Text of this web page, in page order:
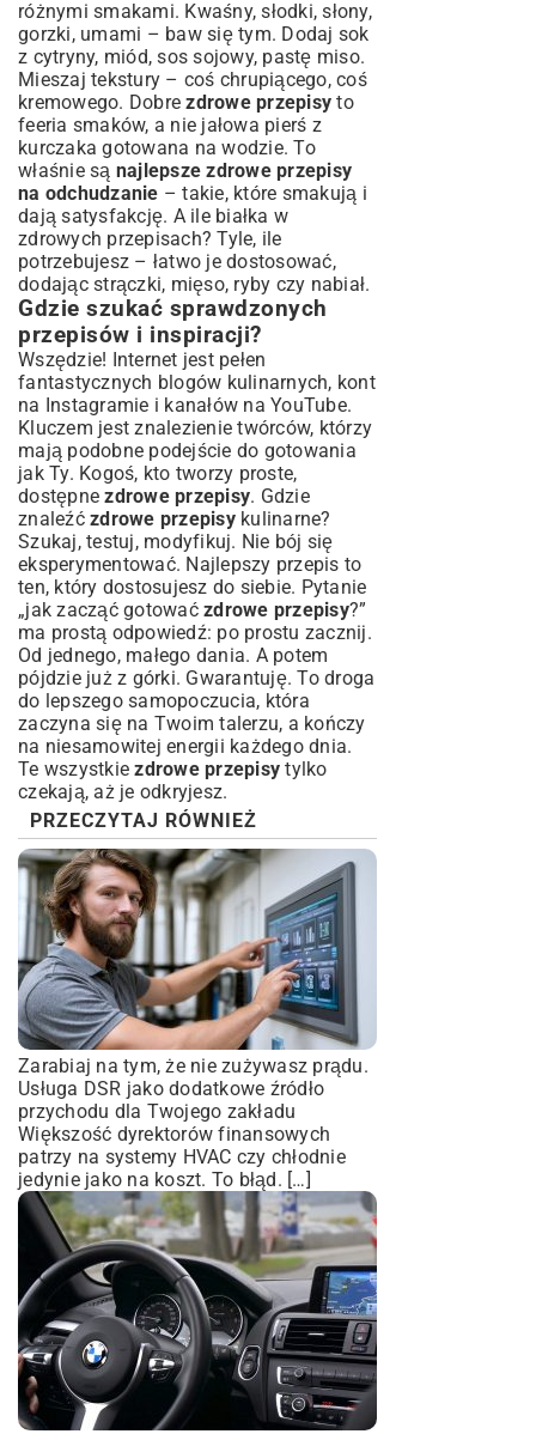
różnymi smakami. Kwaśny, słodki, słony,
gorzki, umami – baw się tym. Dodaj sok
z cytryny, miód, sos sojowy, pastę miso.
Mieszaj tekstury – coś chrupiącego, coś
kremowego. Dobrezdrowe przepisy to
feeria smaków, a nie jałowa pierś z
kurczaka gotowana na wodzie. To
właśnie są najlepsze zdrowe przepisy
na odchudzanie – takie, które smakują i
dają satysfakcję. A ile białka w
zdrowych przepisach? Tyle, ile
potrzebujesz – łatwo je dostosować,
dodając strączki, mięso, ryby czy nabiał.
Gdzie szukać sprawdzonych
przepisów i inspiracji?
Wszędzie! Internet jest pełen
fantastycznych blogów kulinarnych, kont
na Instagramie i kanałów na YouTube.
Kluczem jest znalezienie twórców, którzy
mają podobne podejście do gotowania
jak Ty. Kogoś, kto tworzy proste,
dostępnezdrowe przepisy. Gdzie
znaleźć zdrowe przepisykulinarne?
Szukaj, testuj, modyfikuj. Nie bój się
eksperymentować. Najlepszy przepis to
ten, który dostosujesz do siebie. Pytanie
„jak zacząć gotować zdrowe przepisy?”
ma prostą odpowiedź: po prostu zacznij.
Od jednego, małego dania. A potem
pójdzie już z górki. Gwarantuję. To droga
do lepszego samopoczucia, która
zaczyna się na Twoim talerzu, a kończy
na niesamowitej energii każdego dnia.
Te wszystkiezdrowe przepisy tylko
czekają, aż je odkryjesz.
PRZECZYTAJ RÓWNIEŻ
Zarabiaj na tym, że nie zużywasz prądu.
Usługa DSR jako dodatkowe źródło
przychodu dla Twojego zakładu
Większość dyrektorów finansowych
patrzy na systemy HVAC czy chłodnie
jedynie jako na koszt. To błąd. […]